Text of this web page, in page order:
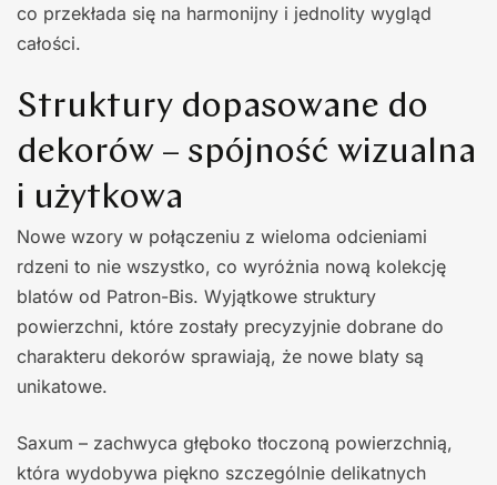
co przekłada się na harmonijny i jednolity wygląd
całości.
Struktury dopasowane do
dekorów – spójność wizualna
i użytkowa
Nowe wzory w połączeniu z wieloma odcieniami
rdzeni to nie wszystko, co wyróżnia nową kolekcję
blatów od Patron-Bis. Wyjątkowe struktury
powierzchni, które zostały precyzyjnie dobrane do
charakteru dekorów sprawiają, że nowe blaty są
unikatowe.
Saxum – zachwyca głęboko tłoczoną powierzchnią,
która wydobywa piękno szczególnie delikatnych